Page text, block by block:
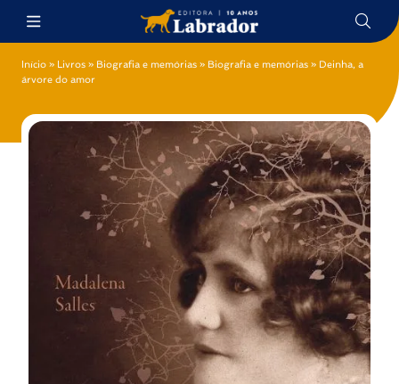
Início » Livros » Biografia e memórias » Biografia e memórias » Deinha, a
árvore do amor